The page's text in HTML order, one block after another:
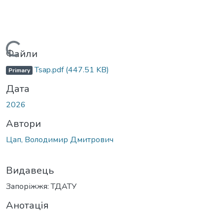
Вантажиться...
Файли
Primary Tsap.pdf(447.51 KB)
Дата
2026
Автори
Цап, Володимир Дмитрович
Видавець
Запоріжжя: ТДАТУ
Анотація